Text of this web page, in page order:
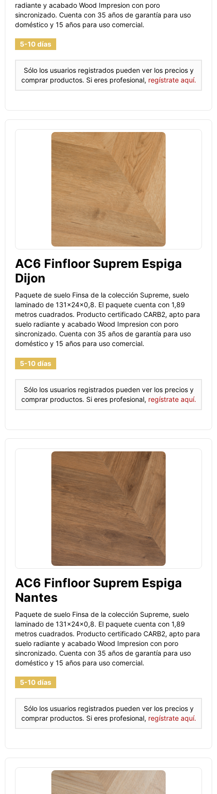
radiante y acabado Wood Impresion con poro
sincronizado. Cuenta con 35 años de garantía para uso
doméstico y 15 años para uso comercial.
5-10 días
Sólo los usuarios registrados pueden ver los precios y
comprar productos. Si eres profesional, regístrate aquí.
AC6 Finfloor Suprem Espiga
Dijon
Paquete de suelo Finsa de la colección Supreme, suelo
laminado de 131x24x0,8. El paquete cuenta con 1,89
metros cuadrados. Producto certificado CARB2, apto para
suelo radiante y acabado Wood Impresion con poro
sincronizado. Cuenta con 35 años de garantía para uso
doméstico y 15 años para uso comercial.
5-10 días
Sólo los usuarios registrados pueden ver los precios y
comprar productos. Si eres profesional, regístrate aquí.
AC6 Finfloor Suprem Espiga
Nantes
Paquete de suelo Finsa de la colección Supreme, suelo
laminado de 131x24x0,8. El paquete cuenta con 1,89
metros cuadrados. Producto certificado CARB2, apto para
suelo radiante y acabado Wood Impresion con poro
sincronizado. Cuenta con 35 años de garantía para uso
doméstico y 15 años para uso comercial.
5-10 días
Sólo los usuarios registrados pueden ver los precios y
comprar productos. Si eres profesional, regístrate aquí.